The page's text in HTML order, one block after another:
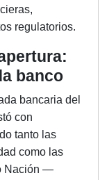
regulatorios.
banco
bancaria del
con
tanto las
como las
Nación —